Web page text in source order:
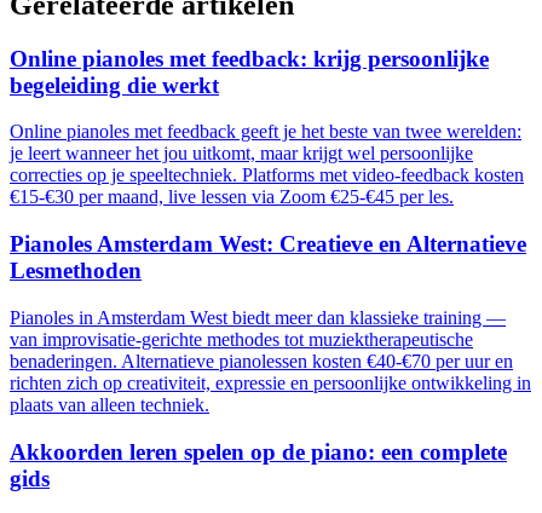
Online pianoles met feedback: krijg persoonlijke
begeleiding die werkt
Online pianoles met feedback geeft je het beste van twee werelden:
je leert wanneer het jou uitkomt, maar krijgt wel persoonlijke
correcties op je speeltechniek. Platforms met video-feedback kosten
€15-€30 per maand, live lessen via Zoom €25-€45 per les.
Pianoles Amsterdam West: Creatieve en Alternatieve
Lesmethoden
Pianoles in Amsterdam West biedt meer dan klassieke training —
van improvisatie-gerichte methodes tot muziektherapeutische
benaderingen. Alternatieve pianolessen kosten €40-€70 per uur en
richten zich op creativiteit, expressie en persoonlijke ontwikkeling in
plaats van alleen techniek.
Akkoorden leren spelen op de piano: een complete
gids